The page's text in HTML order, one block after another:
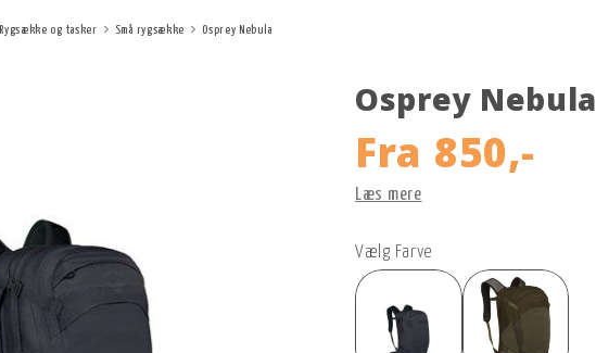
Rygsække og tasker Små rygsække Osprey Nebula
Osprey Nebula
Fra 850,-
Læs mere
Vælg Farve